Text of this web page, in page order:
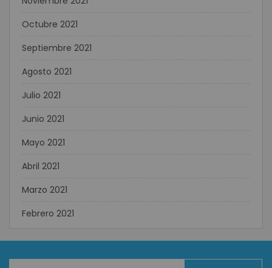
Octubre 2021
Septiembre 2021
Agosto 2021
Julio 2021
Junio 2021
Mayo 2021
Abril 2021
Marzo 2021
Febrero 2021